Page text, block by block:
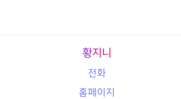
황지니
전화
홈페이지